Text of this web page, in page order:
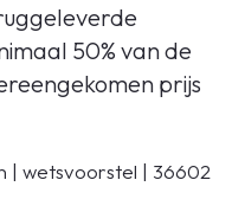
50% van de
prijs
| wetsvoorstel | 36602